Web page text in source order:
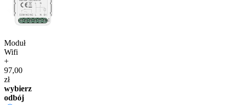
Moduł
Wifi
+
97,00
zł
wybierz
odbój